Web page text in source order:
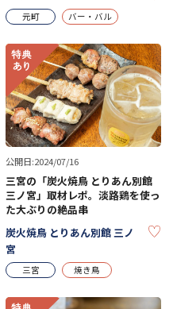
元町 バー・バル
KEEP
公開日:2024/07/16
三宮の「炭火焼鳥 とりあん別館
三ノ宮」取材レポ。淡路鶏を使っ
た大ぶりの絶品串
炭火焼鳥 とりあん別館 三ノ
宮
三宮 焼き鳥